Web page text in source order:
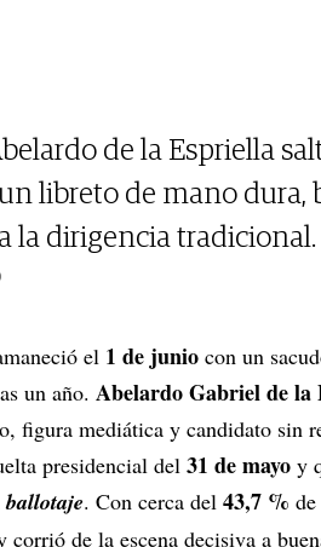
de la Espriella
libreto de mano dura,
la dirigencia tradicional.
el 1 de junio con un
un año. Abelardo Gabriel de la
figura mediática y candidato sin
presidencial del 31 de mayo y
ballotaje. Con cerca del 43,7 %
corrió de la escena decisiva a